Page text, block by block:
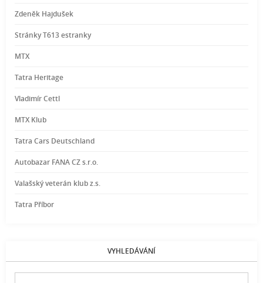
Zdeněk Hajdušek
Stránky T613 estranky
MTX
Tatra Heritage
Vladimír Cettl
MTX Klub
Tatra Cars Deutschland
Autobazar FANA CZ s.r.o.
Valašský veterán klub z.s.
Tatra Příbor
VYHLEDÁVÁNÍ